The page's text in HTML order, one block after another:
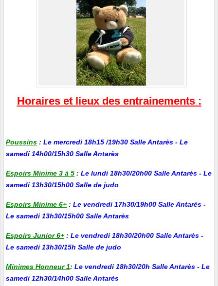
Horaires et lieux des entrainements :
Poussins : Le mercredi 18h15 /19h30 Salle Antarès - Le
samedi 14h00/15h30 Salle Antarès
Espoirs Minime 3 à 5 : Le lundi 18h30/20h00 Salle Antarès - Le
samedi 13h30/15h00 Salle de judo
Espoirs Minime 6+ : Le vendredi 17h30/19h00 Salle Antarès -
Le samedi 13h30/15h00 Salle Antarès
Espoirs Junior 6+ : Le vendredi 18h30/20h00 Salle Antarès -
Le samedi 13h30/15h Salle de judo
Minimes Honneur 1: Le vendredi 18h30/20h Salle Antarès - Le
samedi 12h30/14h00 Salle Antarès